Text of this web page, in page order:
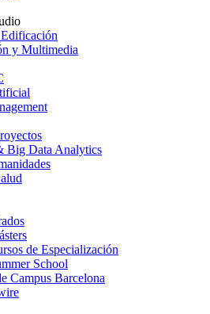
y Multimedia
Big Data Analytics
de Especialización
School
Campus Barcelona